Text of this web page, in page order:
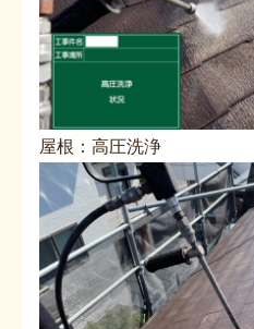
屋根：高圧洗浄